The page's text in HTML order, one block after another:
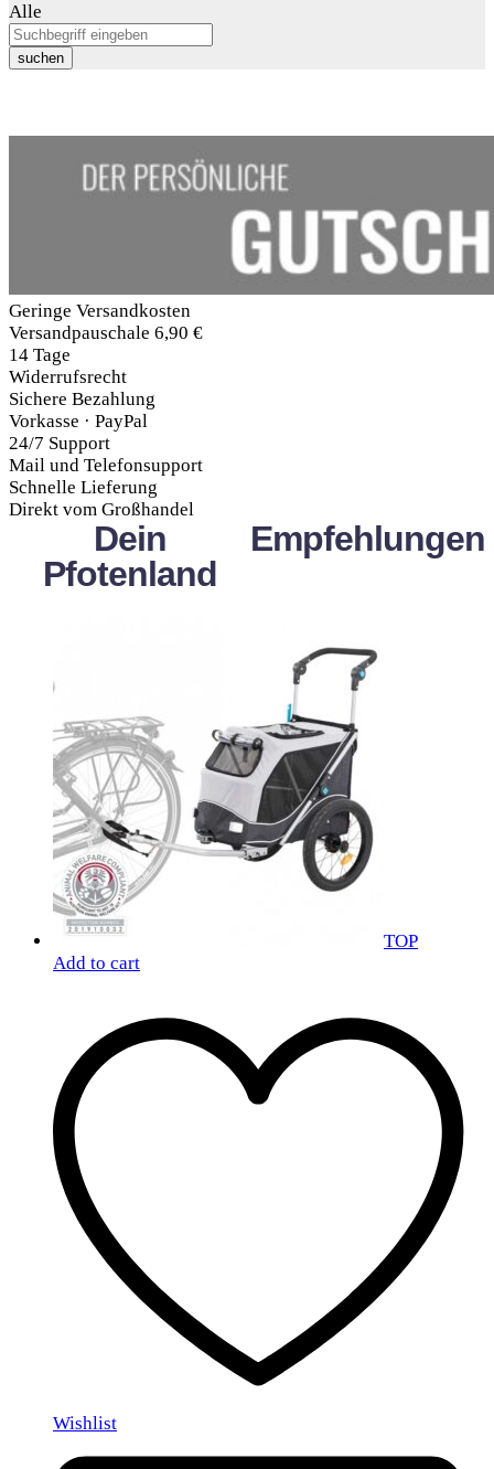
Alle
suchen
Geringe Versandkosten
Versandpauschale 6,90 €
14 Tage
Widerrufsrecht
Sichere Bezahlung
Vorkasse · PayPal
24/7 Support
Mail und Telefonsupport
Schnelle Lieferung
Direkt vom Großhandel
Dein
Pfotenland
Empfehlungen
TOP
Add to cart
Wishlist